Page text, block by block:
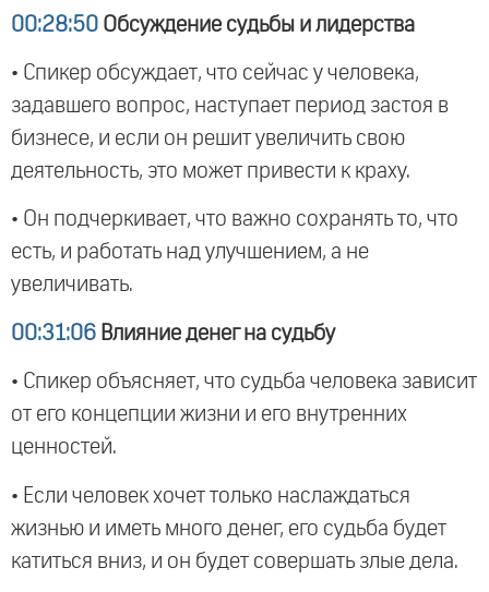
00:28:50 Обсуждение судьбы и лидерства
• Спикер обсуждает, что сейчас у человека,
задавшего вопрос, наступает период застоя в
бизнесе, и если он решит увеличить свою
деятельность, это может привести к краху.
• Он подчеркивает, что важно сохранять то, что
есть, и работать над улучшением, а не
увеличивать.
00:31:06 Влияние денег на судьбу
• Спикер объясняет, что судьба человека зависит
от его концепции жизни и его внутренних
ценностей.
• Если человек хочет только наслаждаться
жизнью и иметь много денег, его судьба будет
катиться вниз, и он будет совершать злые дела.